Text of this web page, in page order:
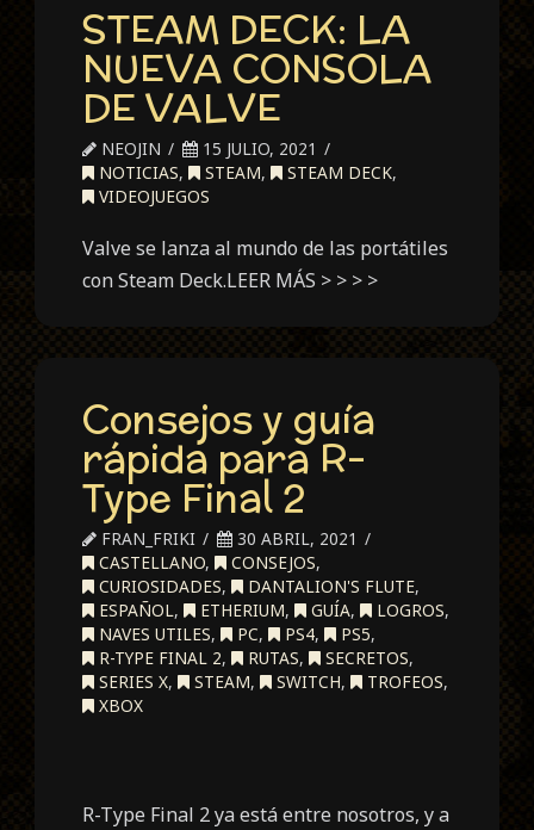
STEAM DECK: LA
NUEVA CONSOLA
DE VALVE
NEOJIN
15 JULIO, 2021
NOTICIAS, STEAM, STEAM DECK,
VIDEOJUEGOS
Valve se lanza al mundo de las portátiles
con Steam Deck.LEER MÁS > > > >
Consejos y guía
rápida para R-
Type Final 2
FRAN_FRIKI
30 ABRIL, 2021
CASTELLANO, CONSEJOS,
CURIOSIDADES, DANTALION'S FLUTE,
ESPAÑOL, ETHERIUM, GUÍA, LOGROS,
NAVES UTILES, PC, PS4, PS5,
R-TYPE FINAL 2, RUTAS, SECRETOS,
SERIES X, STEAM, SWITCH, TROFEOS,
XBOX
R-Type Final 2 ya está entre nosotros, y a